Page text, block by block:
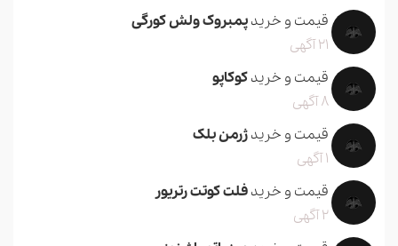
قیمت و خریدپمبروک ولش کورگی
21 آگهی
قیمت و خریدکوکاپو
8 آگهی
قیمت و خریدژرمن بلک
1 آگهی
قیمت و خریدفلت کوتت رتریور
2 آگهی